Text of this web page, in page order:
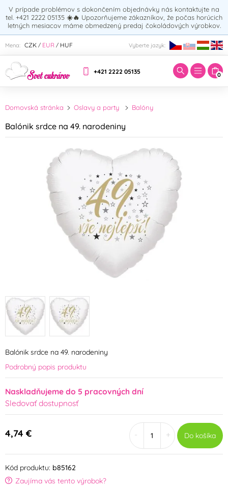
V prípade problémov s dokončením objednávky nás kontaktujte na
tel. +421 2222 05135 ☀️🔥 Upozorňujeme zákazníkov, že počas horúcich
letných mesiacov máme obmedzený predaj čokoládových výrobkov.
Mena: CZK / EUR / HUF Vyberte jazyk:
+421 2222 05135 0
Zadajte hľadaný výraz:
Domovská stránka Oslavy a party Balóny
Balónik srdce na 49. narodeniny
Balónik srdce na 49. narodeniny
Podrobný popis produktu
Naskladňujeme do 5 pracovných dní
Sledovať dostupnosť
4,74 € + Do košíka
Kód produktu: b85162
Zaujíma vás tento výrobok?